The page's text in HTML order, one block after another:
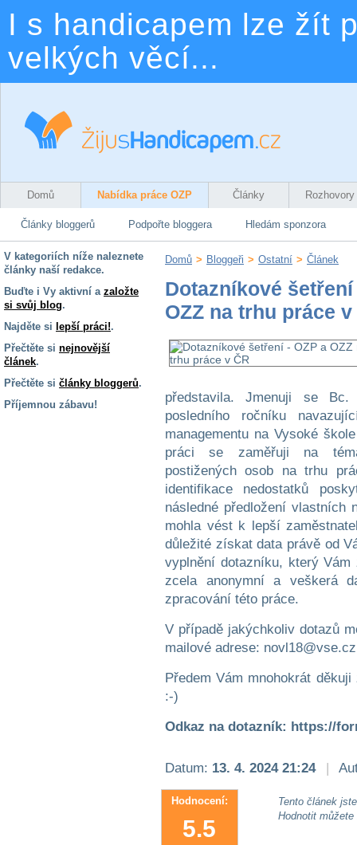
I s handicapem lze žít
velkých věcí...
Domů Nabídka práce OZP Články Rozhovory
Články bloggerů Podpořte bloggera Hledám sponzora
V kategoriích níže naleznete
články naší redakce.
Buďte i Vy aktivní a založte
si svůj blog.
Najděte si lepší práci!.
Přečtěte si nejnovější
článek.
Přečtěte si články bloggerů.
Příjemnou zábavu!
Domů > Bloggeři > Ostatní > Článek
Dotazníkové šetření
OZZ na trhu práce v
představila. Jmenuji se
posledního ročníku
managementu na Vysoké
práci se zaměřuji na téma
postižených osob na trhu
identifikace nedostatků
následné předložení vlastních
mohla vést k lepší
důležité získat data právě od
vyplnění dotazníku, který
zcela anonymní a veškerá
zpracování této práce.
V případě jakýchkoliv dotazů
mailové adrese:
Předem Vám mnohokrát
:-)
Odkaz na dotazník: https://
Datum: 13. 4. 2024 21:24 |
Hodnocení:
5.5
Tento článek
Hodnotit